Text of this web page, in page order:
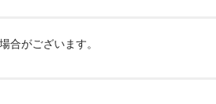
合がございます。